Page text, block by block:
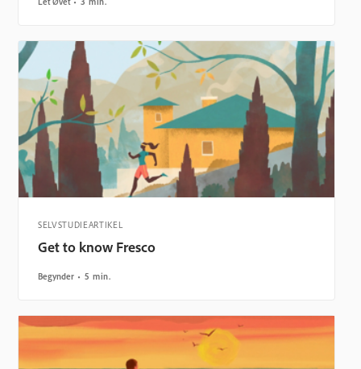
SELVSTUDIEARTIKEL
Get to know Fresco
Begynder 5 min.